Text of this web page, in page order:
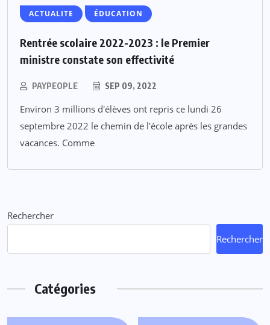
ACTUALITE ÉDUCATION
Rentrée scolaire 2022-2023 : le Premier
ministre constate son effectivité
PAYPEOPLE SEP 09, 2022
Environ 3 millions d'élèves ont repris ce lundi 26
septembre 2022 le chemin de l'école après les grandes
vacances. Comme
Rechercher
Rechercher
Catégories